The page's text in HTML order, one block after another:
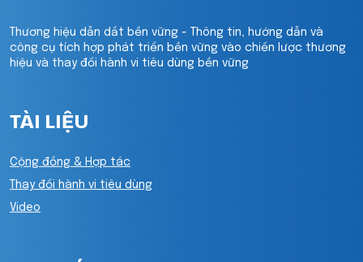
Thương hiệu dẫn dắt bền vững - Thông tin, hướng dẫn và
công cụ tích hợp phát triển bền vững vào chiến lược thương
hiệu và thay đổi hành vi tiêu dùng bền vững
TÀI LIỆU
Cộng đồng & Hợp tác
Thay đổi hành vi tiêu dùng
Video